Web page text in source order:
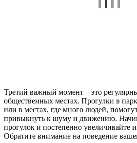
Третий важный момент – это
общественных местах. Прогулки в
или в местах, где много людей,
привыкнуть к шуму и движению.
прогулок и постепенно увеличивайте
Обратите внимание на поведение